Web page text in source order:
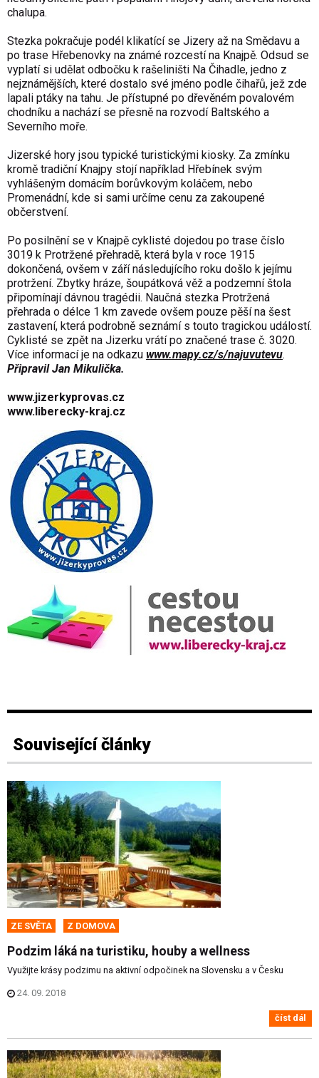
chalupa.
Stezka pokračuje podél klikatící se Jizery až na Smědavu a
po trase Hřebenovky na známé rozcestí na Knajpě. Odsud se
vyplatí si udělat odbočku k rašeliništi Na Čihadle, jedno z
nejznámějších, které dostalo své jméno podle čihařů, jež zde
lapali ptáky na tahu. Je přístupné po dřevěném povalovém
chodníku a nachází se přesně na rozvodí Baltského a
Severního moře.
Jizerské hory jsou typické turistickými kiosky. Za zmínku
kromě tradiční Knajpy stojí například Hřebínek svým
vyhlášeným domácím borůvkovým koláčem, nebo
Promenádní, kde si sami určíme cenu za zakoupené
občerstvení.
Po posilnění se v Knajpě cyklisté dojedou po trase číslo
3019 k Protržené přehradě, která byla v roce 1915
dokončená, ovšem v září následujícího roku došlo k jejímu
protržení. Zbytky hráze, šoupátková věž a podzemní štola
připomínají dávnou tragédii. Naučná stezka Protržená
přehrada o délce 1 km zavede ovšem pouze pěší na šest
zastavení, která podrobně seznámí s touto tragickou událostí.
Cyklisté se zpět na Jizerku vrátí po značené trase č. 3020.
Více informací je na odkazu www.mapy.cz/s/najuvutevu.
Připravil Jan Mikulička.
www.jizerkyprovas.cz
www.liberecky-kraj.cz
Související články
ZE SVĚTA Z DOMOVA
Podzim láká na turistiku, houby a wellness
Využijte krásy podzimu na aktivní odpočinek na Slovensku a v Česku
24. 09. 2018
číst dál